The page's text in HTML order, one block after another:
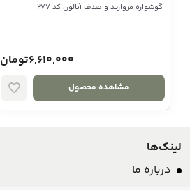
گوشواره مروارید و صدف آبالون کد 277
6,610,000تومان
مشاهده محصول
لینک‌ها
درباره ما